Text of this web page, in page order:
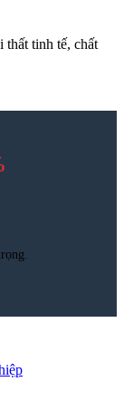
thất tinh tế, chất